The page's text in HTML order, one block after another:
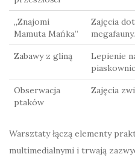
„Znajomi
Mamuta Mańka”
Zajęcia
megafauny.
Zabawy z gliną
Lepienie
Obserwacja
ptaków
Zajęcia
Warsztaty łączą elementy
multimedialnymi i trwają